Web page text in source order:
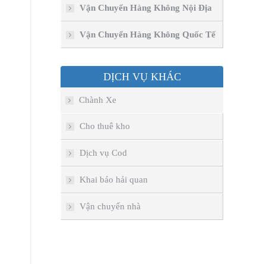
Vận Chuyển Hàng Không Nội Địa
Vận Chuyển Hàng Không Quốc Tế
DỊCH VỤ KHÁC
Chành Xe
Cho thuê kho
Dịch vụ Cod
Khai báo hải quan
Vận chuyển nhà